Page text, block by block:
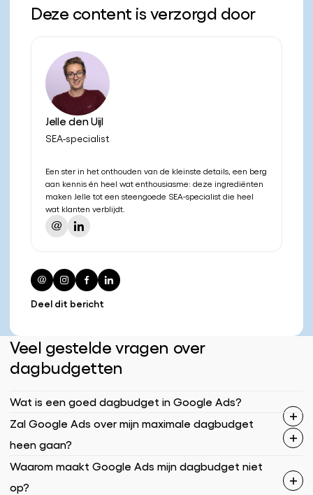
Deze content is verzorgd door
Deel dit bericht
Jelle den Uijl
SEA-specialist
Een ster in het onthouden van de kleinste details, een berg
aan kennis én heel wat enthousiasme: deze ingrediënten
maken Jelle tot een steengoede SEA-specialist die heel
wat klanten verblijdt.
Veel gestelde vragen over
dagbudgetten
Wat is een goed dagbudget in Google Ads?
Zal Google Ads over mijn maximale dagbudget
heen gaan?
Waarom maakt Google Ads mijn dagbudget niet
op?